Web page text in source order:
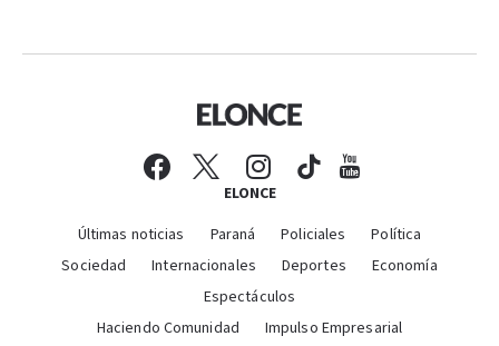
ELONCE
Últimas noticias Paraná Policiales
Política
Sociedad
Internacionales Deportes
Economía
Espectáculos
Haciendo Comunidad
Impulso Empresarial